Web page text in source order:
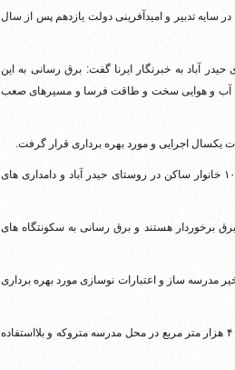
سایه تدبیر و امیدآفرینی دولت یازدهم پس از سال
آباد به خبرنگار ایرنا گفت: برق رسانی به این
در شرایط آب و هوایی سخت و طاقت فرسا و مسیرهای صعب
وی اظهار کرد: با بهره برداری از این طرح ها تعداد ۵ خانوار ساکن در روستای اعقان و ۱۰ خانوار ساکن در روستای حیدر آباد و دامداری های
بالای ۵ خانوار شهرستان از نعمت برق برخوردار هستند و برق رسانی به سکونتگاه های
با صرف ۱۰ میلیارد ریال هزینه توسط خیر مدرسه ساز و اعتبارات نوسازی مورد بهره برداری
به گفته مدیر آموزش و پرورش جلفا این واحد آموزشی با زیربنای ۱۴۰۰ متر مربع و وسعت ۴ هزار متر مربع در محل مدرسه متروکه و بلااستفاده